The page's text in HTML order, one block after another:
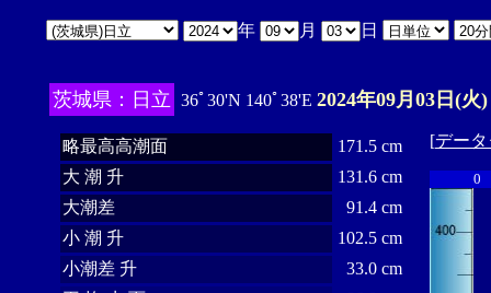
年 月 日
茨城県：日立 36ﾟ30'N 140ﾟ38'E 2024年09月03日(火)
略最高高潮面
171.5 cm
大 潮 升
131.6 cm
大潮差
91.4 cm
小 潮 升
102.5 cm
小潮差 升
33.0 cm
[デー
0